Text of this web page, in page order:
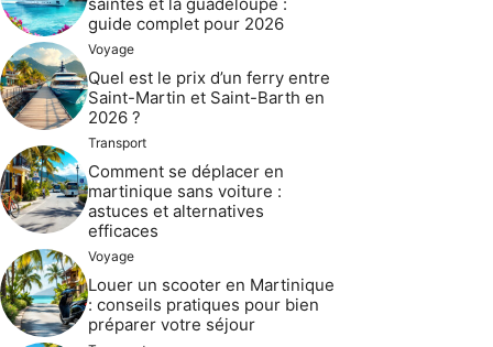
guide complet pour 2026
Voyage
Quel est le prix d’un ferry entre
Saint-Martin et Saint-Barth en
2026 ?
Transport
Comment se déplacer en
martinique sans voiture :
astuces et alternatives
efficaces
Voyage
Louer un scooter en Martinique
: conseils pratiques pour bien
préparer votre séjour